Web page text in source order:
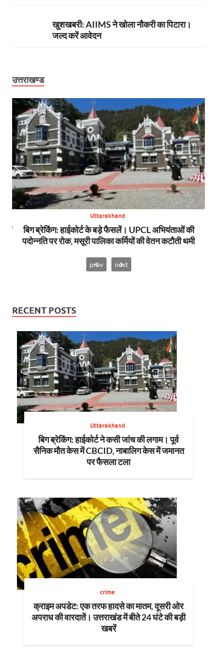
खुशखबरी: AIIMS ने खोला नौकरी का पिटारा।
जल्द करें आवेदन
उत्तराखण्ड
Uttarakhand
बिग ब्रेकिंग: हाईकोर्ट के बड़े फैसलें। UPCL अभियंताओं की
पदोन्नति पर रोक, मसूरी पालिका कर्मियों की वेतन कटौती थमी
prev next
RECENT POSTS
Uttarakhand
बिग ब्रेकिंग: हाईकोर्ट ने कसी जांच की लगाम। पूर्व
सैनिक मौत केस में CBCID, नाबालिग केस में जमानत
पर फैसला टला
crime
क्राइम अपडेट: एक तरफ हादसे का मातम, दूसरी ओर
अपराध की वारदातें। उत्तराखंड में बीते 24 घंटे की बड़ी
खबरें